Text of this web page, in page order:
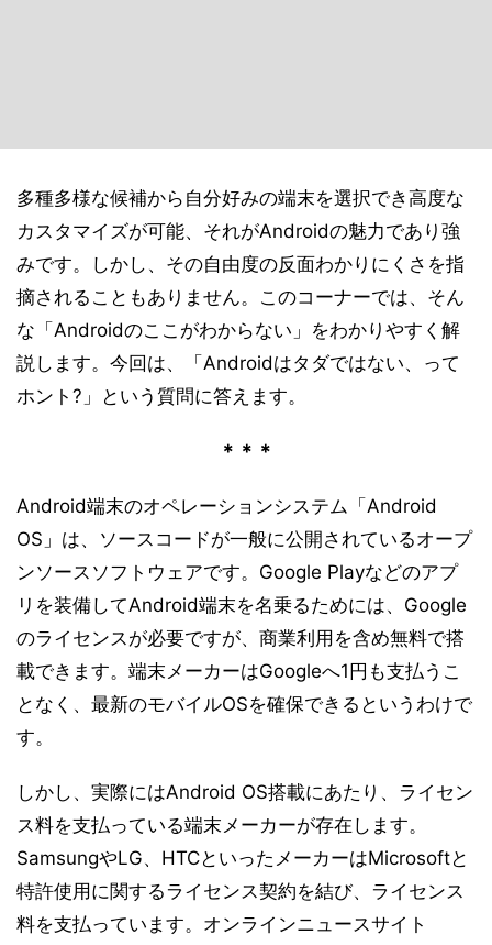
多種多様な候補から自分好みの端末を選択でき高度な
カスタマイズが可能、それがAndroidの魅力であり強
みです。しかし、その自由度の反面わかりにくさを指
摘されることもありません。このコーナーでは、そん
な「Androidのここがわからない」をわかりやすく解
説します。今回は、「Androidはタダではない、って
ホント?」という質問に答えます。
＊＊＊
Android端末のオペレーションシステム「Android
OS」は、ソースコードが一般に公開されているオープ
ンソースソフトウェアです。Google Playなどのアプ
リを装備してAndroid端末を名乗るためには、Google
のライセンスが必要ですが、商業利用を含め無料で搭
載できます。端末メーカーはGoogleへ1円も支払うこ
となく、最新のモバイルOSを確保できるというわけで
す。
しかし、実際にはAndroid OS搭載にあたり、ライセン
ス料を支払っている端末メーカーが存在します。
SamsungやLG、HTCといったメーカーはMicrosoftと
特許使用に関するライセンス契約を結び、ライセンス
料を支払っています。オンラインニュースサイト